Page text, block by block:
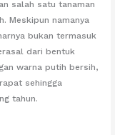
salah satu tanaman
Meskipun namanya
bukan termasuk
dari bentuk
warna putih bersih,
sehingga
tahun.